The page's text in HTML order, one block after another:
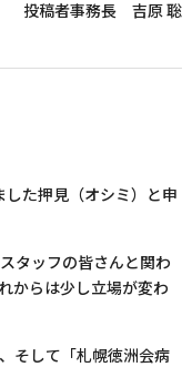
投稿者事務長 吉原 聡
た押見（オシミ）と申
タッフの皆さんと関わ
からは少し立場が変わ
そして「札幌徳洲会病